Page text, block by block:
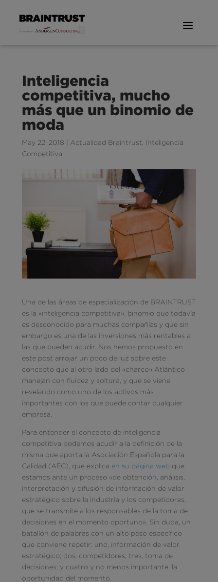
Inteligencia
competitiva, mucho
más que un binomio de
moda
May 22, 2018 Actualidad Braintrust Inteligencia
Competitiva
Una de las áreas de especialización de BRAINTRUST
es la «inteligencia competitiva», binomio que todavía
es desconocido para muchas compañías y que sin
embargo es una de las inversiones más rentables a
las que pueden acudir. Nos hemos propuesto en
este post arrojar un poco de luz sobre este
concepto que al otro lado del «charco» Atlántico
manejan con fluidez y soltura, y que se viene
revelando como uno de los activos más
importantes con los que puede contar cualquier
empresa.
Para entender el concepto de inteligencia
competitiva podemos acudir a la definición de la
misma que aporta la Asociación Española para la
Calidad (AEC), que explica en su página webque
estamos ante un proceso «de obtención, análisis,
interpretación y difusión de información de valor
estratégico sobre la industria y los competidores,
que se transmite a los responsables de la toma de
decisiones en el momento oportuno». Sin duda, un
batallón de palabras con un alto peso específico
que conviene repetir: uno, información de valor
estratégico; dos, competidores; tres, toma de
decisiones; y cuatro y no menos importante, la
oportunidad del momento.